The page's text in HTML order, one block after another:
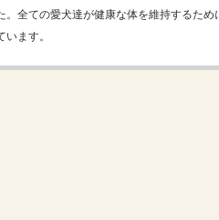
。全ての愛犬達が健康な体を維持するため
ます。